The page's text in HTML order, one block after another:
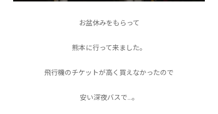
お盆休みをもらって
熊本に行って来ました。
飛行機のチケットが高く買えなかったので
安い深夜バスで…。